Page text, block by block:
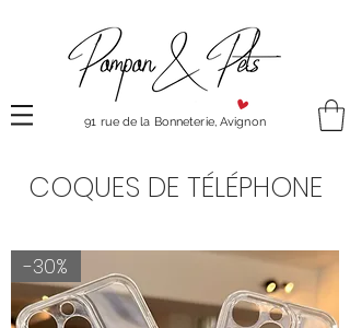
91 rue de la Bonneterie, Avignon
COQUES DE TÉLÉPHONE
-30%